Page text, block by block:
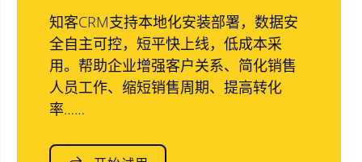
知客CRM支持本地化安装部署，数据安
全自主可控，短平快上线，低成本采
用。帮助企业增强客户关系、简化销售
人员工作、缩短销售周期、提高转化
率……